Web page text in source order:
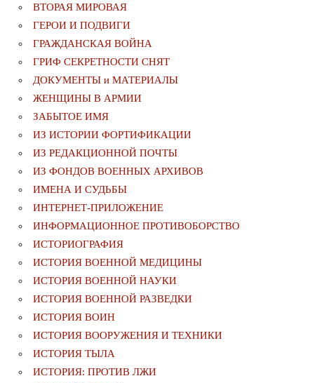
ВТОРАЯ МИРОВАЯ
ГЕРОИ И ПОДВИГИ
ГРАЖДАНСКАЯ ВОЙНА
ГРИФ СЕКРЕТНОСТИ СНЯТ
ДОКУМЕНТЫ и МАТЕРИАЛЫ
ЖЕНЩИНЫ В АРМИИ
ЗАБЫТОЕ ИМЯ
ИЗ ИСТОРИИ ФОРТИФИКАЦИИ
ИЗ РЕДАКЦИОННОЙ ПОЧТЫ
ИЗ ФОНДОВ ВОЕННЫХ АРХИВОВ
ИМЕНА И СУДЬБЫ
ИНТЕРНЕТ-ПРИЛОЖЕНИЕ
ИНФОРМАЦИОННОЕ ПРОТИВОБОРСТВО
ИСТОРИОГРАФИЯ
ИСТОРИЯ ВОЕННОЙ МЕДИЦИНЫ
ИСТОРИЯ ВОЕННОЙ НАУКИ
ИСТОРИЯ ВОЕННОЙ РАЗВЕДКИ
ИСТОРИЯ ВОИН
ИСТОРИЯ ВООРУЖЕНИЯ И ТЕХНИКИ
ИСТОРИЯ ТЫЛА
ИСТОРИЯ: ПРОТИВ ЛЖИ